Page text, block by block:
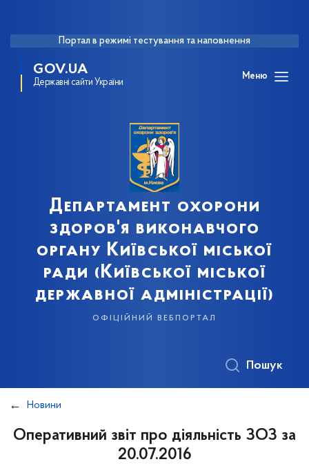
Портал в режимі тестування та наповнення
GOV.UA
Державні сайти України
Меню
Департамент охорони
здоров'я виконавчого
органу Київської міської
ради (Київської міської
державної адміністрації)
офіційний вебпортал
Пошук
Новини
Оперативний звіт про діяльність ЗОЗ за
20.07.2016